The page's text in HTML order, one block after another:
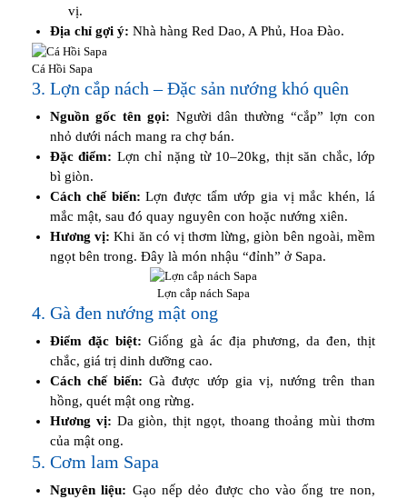
vị.
Địa chỉ gợi ý: Nhà hàng Red Dao, A Phủ, Hoa Đào.
Cá Hồi Sapa
3. Lợn cắp nách – Đặc sản nướng khó quên
Nguồn gốc tên gọi: Người dân thường “cắp” lợn con
nhỏ dưới nách mang ra chợ bán.
Đặc điểm: Lợn chỉ nặng từ 10–20kg, thịt săn chắc, lớp
bì giòn.
Cách chế biến: Lợn được tẩm ướp gia vị mắc khén, lá
mắc mật, sau đó quay nguyên con hoặc nướng xiên.
Hương vị: Khi ăn có vị thơm lừng, giòn bên ngoài, mềm
ngọt bên trong. Đây là món nhậu “đỉnh” ở Sapa.
Lợn cắp nách Sapa
4. Gà đen nướng mật ong
Điểm đặc biệt: Giống gà ác địa phương, da đen, thịt
chắc, giá trị dinh dưỡng cao.
Cách chế biến: Gà được ướp gia vị, nướng trên than
hồng, quét mật ong rừng.
Hương vị: Da giòn, thịt ngọt, thoang thoảng mùi thơm
của mật ong.
5. Cơm lam Sapa
Nguyên liệu: Gạo nếp dẻo được cho vào ống tre non,